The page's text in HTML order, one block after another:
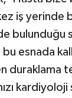
iş yerinde
bulunduğu
bu esnada
duraklama
kardiyoloji